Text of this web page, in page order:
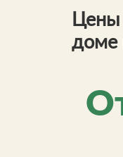
Цены
доме